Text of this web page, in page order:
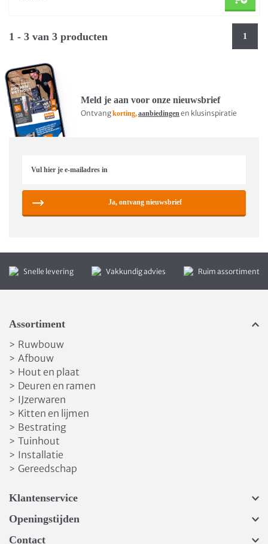
1 - 3 van 3 producten 1
Meld je aan voor onze nieuwsbrief
Ontvangkorting,aanbiedingenen klusinspiratie
Ja, ontvang nieuwsbrief
Snelle levering Vakkundig advies Ruim assortiment
Assortiment
> Ruwbouw
> Afbouw
> Hout en plaat
> Deuren en ramen
> IJzerwaren
> Kitten en lijmen
> Bestrating
> Tuinhout
> Installatie
> Gereedschap
Klantenservice
Openingstijden
Contact